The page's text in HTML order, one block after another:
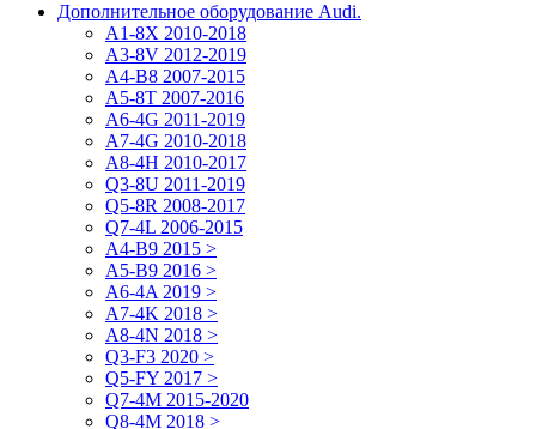
Дополнительное оборудование Audi.
A1-8X 2010-2018
A3-8V 2012-2019
A4-B8 2007-2015
A5-8T 2007-2016
A6-4G 2011-2019
A7-4G 2010-2018
A8-4H 2010-2017
Q3-8U 2011-2019
Q5-8R 2008-2017
Q7-4L 2006-2015
А4-B9 2015 >
A5-B9 2016 >
A6-4A 2019 >
A7-4K 2018 >
A8-4N 2018 >
Q3-F3 2020 >
Q5-FY 2017 >
Q7-4M 2015-2020
Q8-4M 2018 >